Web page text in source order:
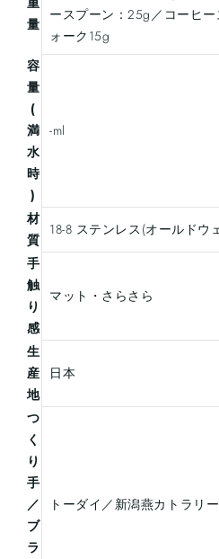
量
ースプーン：25g／コーヒ
ォーク15g
容
量
(
満
水
時
)
-ml
材
質
18-8 ステンレス(オールドウ
手
触
り
感
マット・さらさら
生
産
地
日本
つ
く
り
手
／
ブ
ラ
トーダイ／新潟燕カトラリー